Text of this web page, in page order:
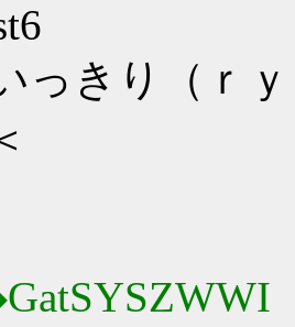
っきり（ｒｙ